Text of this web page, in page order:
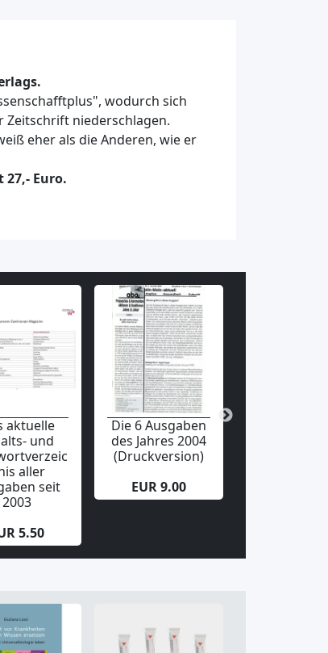
wodurch sich
Zeitschrift niederschlagen.
eher als die Anderen, wie er
Euro.
aktuelle
und
aller
seit
2003
5.50
Die 6 Ausgaben
des Jahres 2004
(Druckversion)
EUR 9.00